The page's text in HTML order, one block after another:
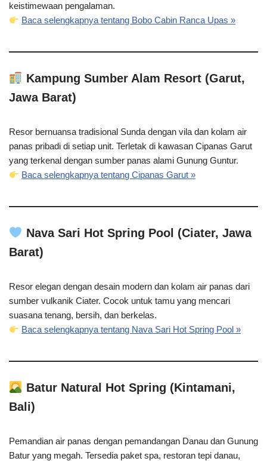
keistimewaan pengalaman.
Baca selengkapnya tentang Bobo Cabin Ranca Upas »
Kampung Sumber Alam Resort (Garut,
Jawa Barat)
Resor bernuansa tradisional Sunda dengan vila dan kolam air
panas pribadi di setiap unit. Terletak di kawasan Cipanas Garut
yang terkenal dengan sumber panas alami Gunung Guntur.
Baca selengkapnya tentang Cipanas Garut »
Nava Sari Hot Spring Pool (Ciater, Jawa
Barat)
Resor elegan dengan desain modern dan kolam air panas dari
sumber vulkanik Ciater. Cocok untuk tamu yang mencari
suasana tenang, bersih, dan berkelas.
Baca selengkapnya tentang Nava Sari Hot Spring Pool »
Batur Natural Hot Spring (Kintamani,
Bali)
Pemandian air panas dengan pemandangan Danau dan Gunung
Batur yang megah. Tersedia paket spa, restoran tepi danau,